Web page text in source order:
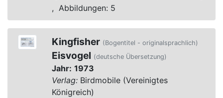
, Abbildungen: 5
Kingfisher (Bogentitel - originalsprachlich)
Eisvogel (deutsche Übersetzung)
Jahr: 1973
Verlag:Birdmobile (Vereinigtes
Königreich)